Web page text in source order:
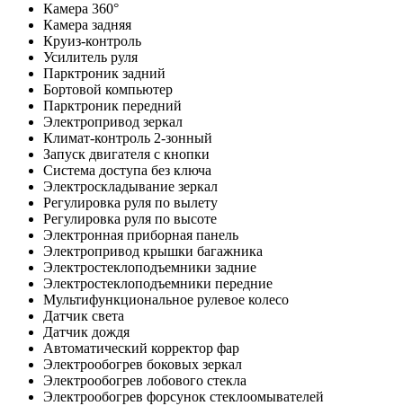
Камера 360°
Камера задняя
Круиз-контроль
Усилитель руля
Парктроник задний
Бортовой компьютер
Парктроник передний
Электропривод зеркал
Климат-контроль 2-зонный
Запуск двигателя с кнопки
Система доступа без ключа
Электроскладывание зеркал
Регулировка руля по вылету
Регулировка руля по высоте
Электронная приборная панель
Электропривод крышки багажника
Электростеклоподъемники задние
Электростеклоподъемники передние
Мультифункциональное рулевое колесо
Датчик света
Датчик дождя
Автоматический корректор фар
Электрообогрев боковых зеркал
Электрообогрев лобового стекла
Электрообогрев форсунок стеклоомывателей